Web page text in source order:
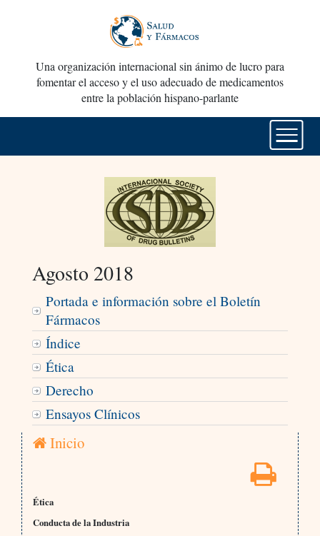
Una organización internacional sin ánimo de lucro para
fomentar el acceso y el uso adecuado de medicamentos
entre la población hispano-parlante
Agosto 2018
Portada e información sobre el Boletín
Fármacos
Índice
Ética
Derecho
Ensayos Clínicos
Inicio
Ética
Conducta de la Industria